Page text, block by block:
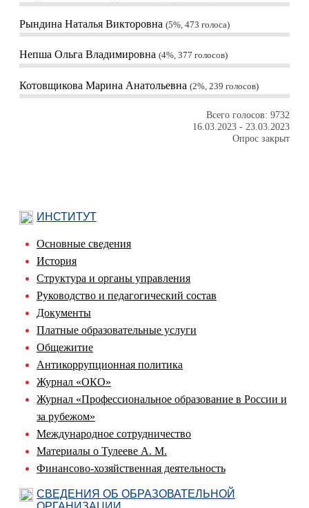
Рындина Наталья Викторовна 5%, 473 голоса
Непша Ольга Владимировна 4%, 377 голосов
Котовщикова Марина Анатольевна 2%, 239 голосов
Всего голосов: 9732
16.03.2023 - 23.03.2023
Опрос закрыт
ИНСТИТУТ
Основные сведения
История
Структура и органы управления
Руководство и педагогический состав
Документы
Платные образовательные услуги
Общежитие
Антикоррупционная политика
Журнал «ОКО»
Журнал «Профессиональное образование в России и
за рубежом»
Международное сотрудничество
Материалы о Тулееве А. М.
Финансово-хозяйственная деятельность
СВЕДЕНИЯ ОБ ОБРАЗОВАТЕЛЬНОЙ